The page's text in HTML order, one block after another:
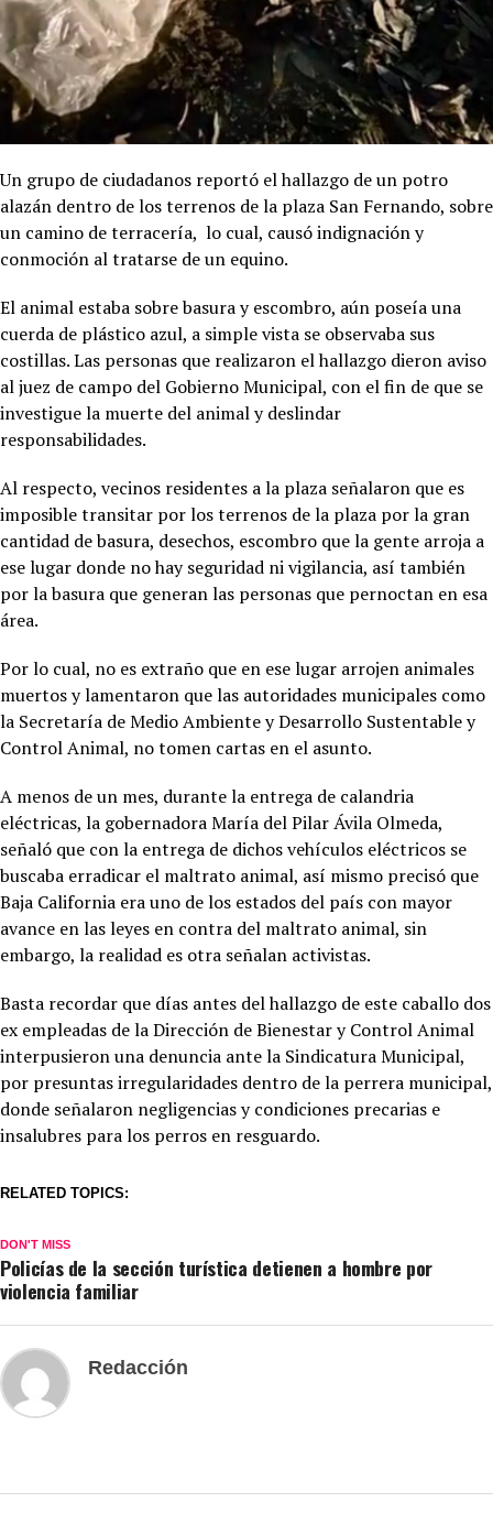
Un grupo de ciudadanos reportó el hallazgo de un potro
alazán dentro de los terrenos de la plaza San Fernando, sobre
un camino de terracería, lo cual, causó indignación y
conmoción al tratarse de un equino.
El animal estaba sobre basura y escombro, aún poseía una
cuerda de plástico azul, a simple vista se observaba sus
costillas. Las personas que realizaron el hallazgo dieron aviso
al juez de campo del Gobierno Municipal, con el fin de que se
investigue la muerte del animal y deslindar
responsabilidades.
Al respecto, vecinos residentes a la plaza señalaron que es
imposible transitar por los terrenos de la plaza por la gran
cantidad de basura, desechos, escombro que la gente arroja a
ese lugar donde no hay seguridad ni vigilancia, así también
por la basura que generan las personas que pernoctan en esa
área.
Por lo cual, no es extraño que en ese lugar arrojen animales
muertos y lamentaron que las autoridades municipales como
la Secretaría de Medio Ambiente y Desarrollo Sustentable y
Control Animal, no tomen cartas en el asunto.
A menos de un mes, durante la entrega de calandria
eléctricas, la gobernadora María del Pilar Ávila Olmeda,
señaló que con la entrega de dichos vehículos eléctricos se
buscaba erradicar el maltrato animal, así mismo precisó que
Baja California era uno de los estados del país con mayor
avance en las leyes en contra del maltrato animal, sin
embargo, la realidad es otra señalan activistas.
Basta recordar que días antes del hallazgo de este caballo dos
ex empleadas de la Dirección de Bienestar y Control Animal
interpusieron una denuncia ante la Sindicatura Municipal,
por presuntas irregularidades dentro de la perrera municipal,
donde señalaron negligencias y condiciones precarias e
insalubres para los perros en resguardo.
RELATED TOPICS:
DON'T MISS
Policías de la sección turística detienen a hombre por
violencia familiar
Redacción